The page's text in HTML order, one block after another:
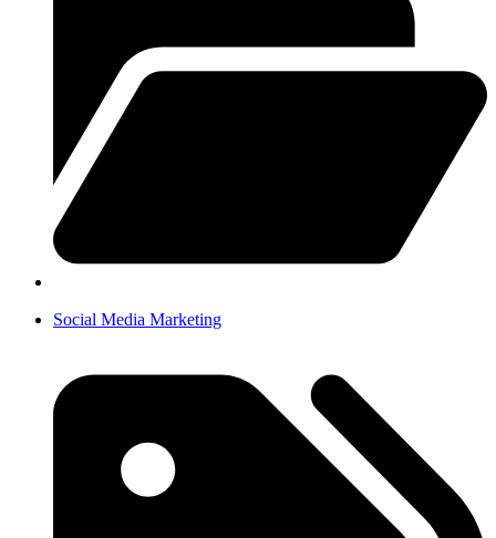
Social Media Marketing